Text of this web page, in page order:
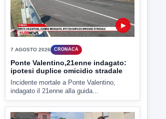
7 AGOSTO 2026 CRONACA
Malore o aggressione? Sarà
Adriana